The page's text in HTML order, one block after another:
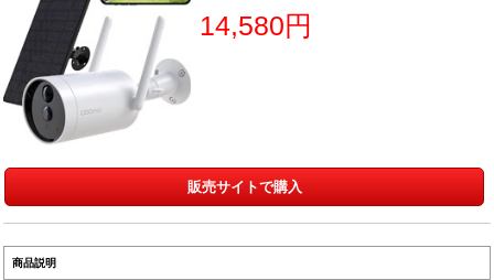
14,580円
販売サイトで購入
商品説明